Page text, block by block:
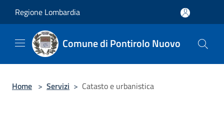
Regione Lombardia
Comune di Pontirolo Nuovo
Home > Servizi > Catasto e urbanistica